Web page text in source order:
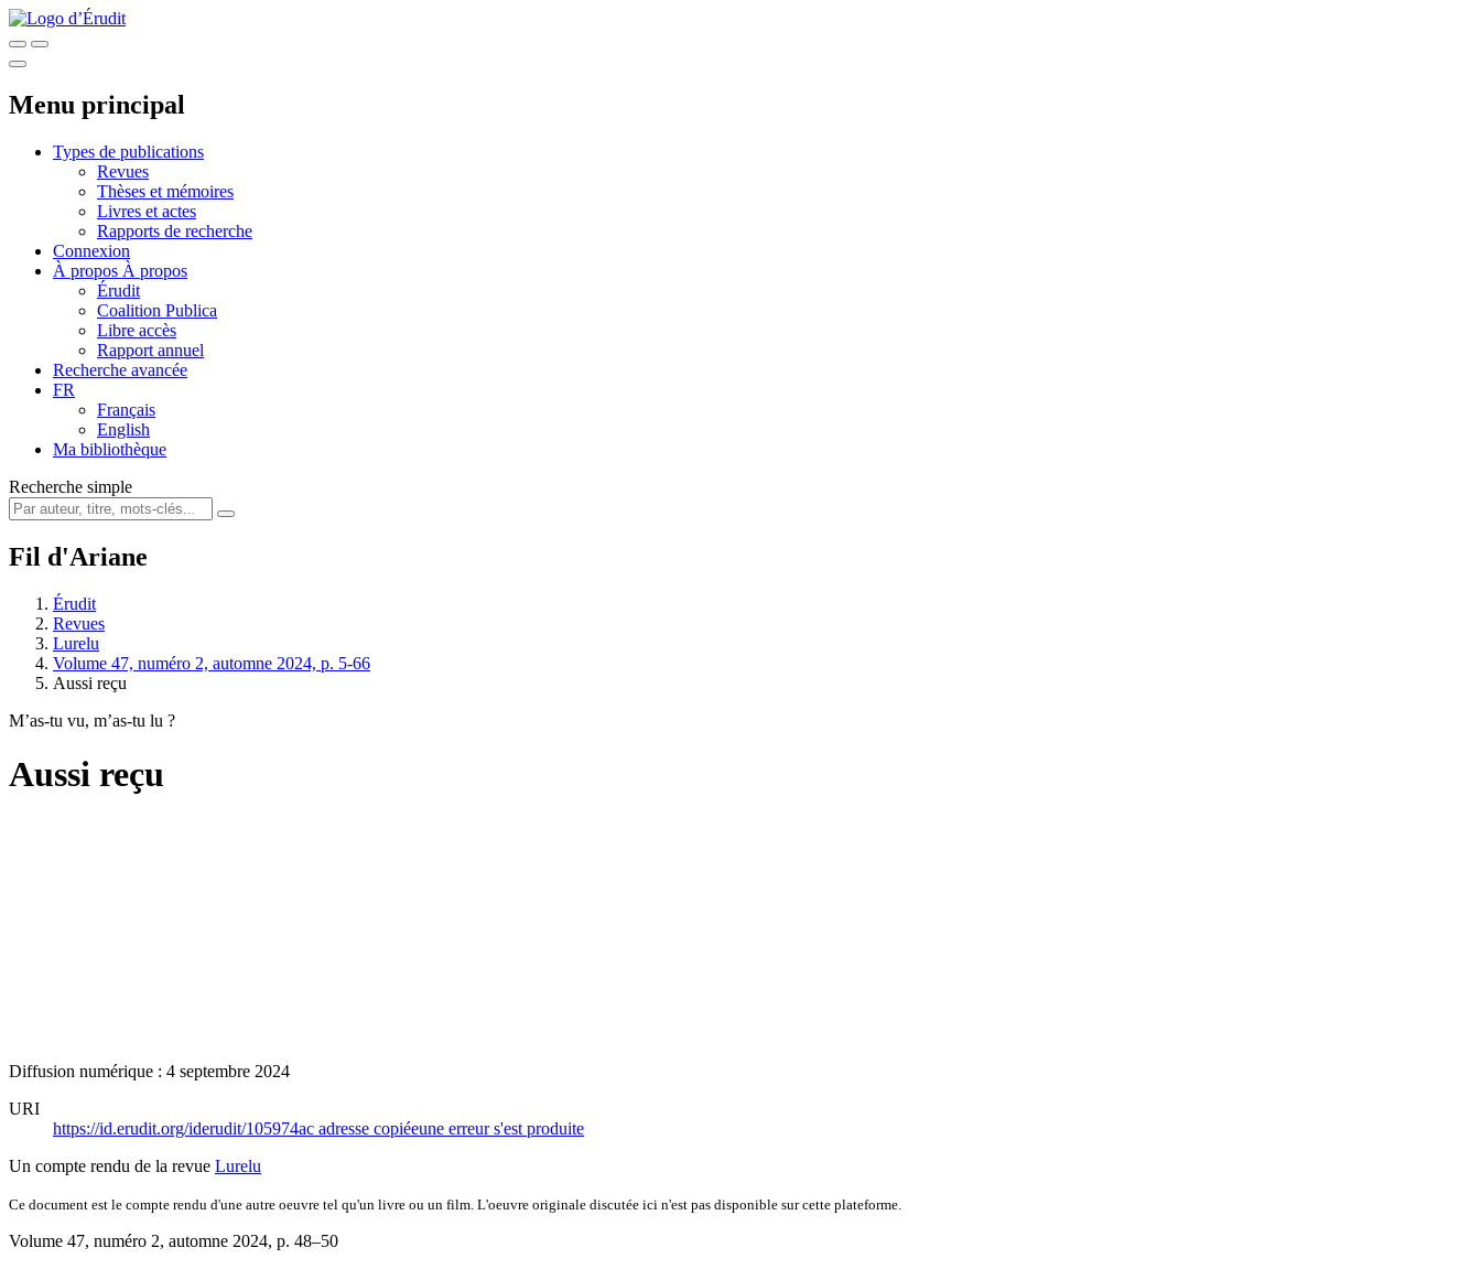
Menu principal
Types de publications
Revues
Thèses et mémoires
Livres et actes
Rapports de recherche
Connexion
À propos À propos
Érudit
Coalition Publica
Libre accès
Rapport annuel
Recherche avancée
FR
Français
English
Ma bibliothèque
Recherche simple
Fil d'Ariane
Érudit
Revues
Lurelu
Volume 47, numéro 2, automne 2024, p. 5-66
Aussi reçu
M’as-tu vu, m’as-tu lu ?
Aussi reçu
Diffusion numérique : 4 septembre 2024
URI
https://id.erudit.org/iderudit/105974ac adresse copiéeune erreur s'est produite
Un compte rendu de la revue Lurelu
Ce document est le compte rendu d'une autre oeuvre tel qu'un livre ou un film. L'oeuvre originale discutée ici n'est pas disponible sur cette plateforme.
Volume 47, numéro 2, automne 2024, p. 48–50